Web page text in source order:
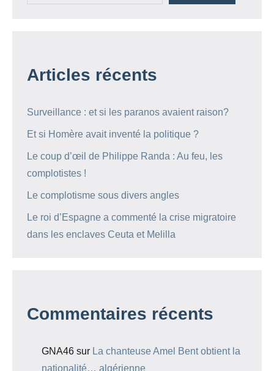
Articles récents
Surveillance : et si les paranos avaient raison?
Et si Homère avait inventé la politique ?
Le coup d’œil de Philippe Randa : Au feu, les
complotistes !
Le complotisme sous divers angles
Le roi d’Espagne a commenté la crise migratoire
dans les enclaves Ceuta et Melilla
Commentaires récents
GNA46 sur La chanteuse Amel Bent obtient la
nationalité… algérienne